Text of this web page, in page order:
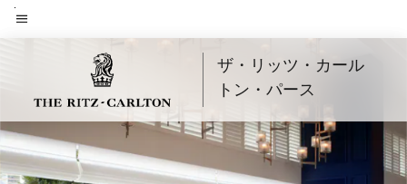
Skip
toメニューのテキスト
ザ・リッツ・カール
トン・パース